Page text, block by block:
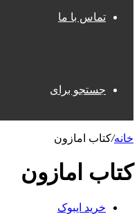
تماس با ما
جستجو برای
خانه/کتاب امازون
کتاب امازون
خرید ایبوک